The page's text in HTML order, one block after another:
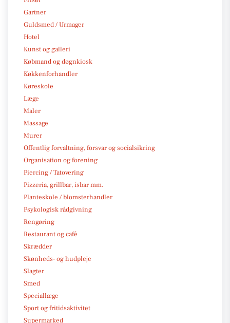
Gartner
Guldsmed / Urmager
Hotel
Kunst og galleri
Købmand og døgnkiosk
Køkkenforhandler
Køreskole
Læge
Maler
Massage
Murer
Offentlig forvaltning, forsvar og socialsikring
Organisation og forening
Piercing / Tatovering
Pizzeria, grillbar, isbar mm.
Planteskole / blomsterhandler
Psykologisk rådgivning
Rengøring
Restaurant og café
Skrædder
Skønheds- og hudpleje
Slagter
Smed
Speciallæge
Sport og fritidsaktivitet
Supermarked